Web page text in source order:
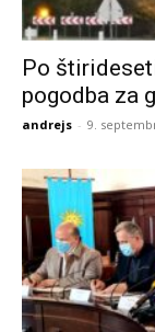
Po
pogodba za
andrejs - 9.